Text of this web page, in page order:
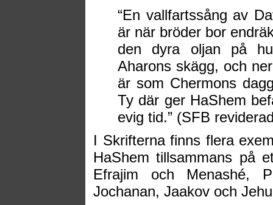
“En vallfartssång av
är när bröder bor
den dyra oljan på
Aharons skägg, och
är som Chermons
Ty där ger HaShem
evig tid.” (SFB
I Skrifterna finns flera
HaShem tillsammans på
Efrajim och Menashé,
Jochanan, Jaakov och